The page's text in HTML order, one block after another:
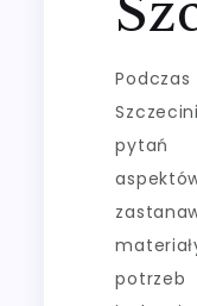
pytań
potrzeb